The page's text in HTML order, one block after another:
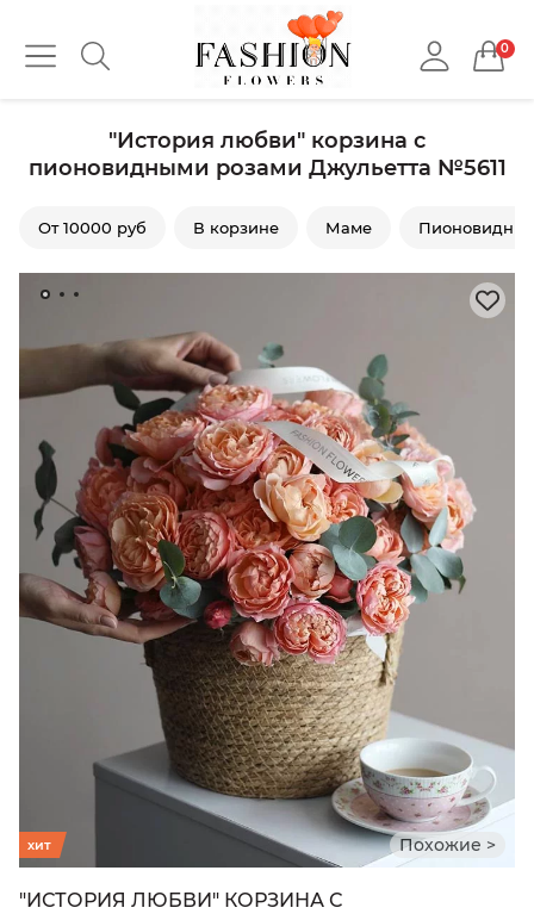
0
"История любви" корзина с
пионовидными розами Джульетта №5611
От 10000 руб В корзине Маме
Похожие >
хит
"ИСТОРИЯ ЛЮБВИ" КОРЗИНА С